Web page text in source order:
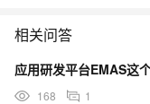
相关问答
168 1